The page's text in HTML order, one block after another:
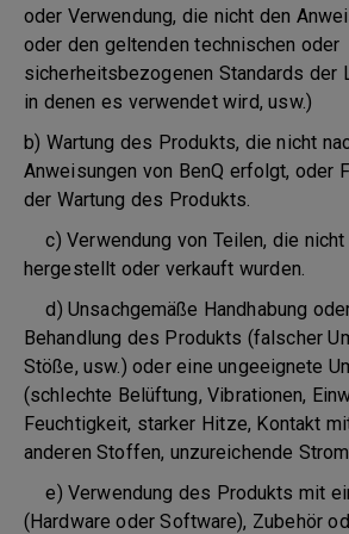
oder Verwendung, die nicht den
oder den geltenden technischen oder
sicherheitsbezogenen Standards der
in denen es verwendet wird, usw.)
b) Wartung des Produkts, die nicht
Anweisungen von BenQ erfolgt, oder
der Wartung des Produkts.
c) Verwendung von Teilen, die nicht
hergestellt oder verkauft wurden.
d) Unsachgemäße Handhabung
Behandlung des Produkts (falscher
Stöße, usw.) oder eine ungeeignete
(schlechte Belüftung, Vibrationen,
Feuchtigkeit, starker Hitze, Kontakt
anderen Stoffen, unzureichende
e) Verwendung des Produkts mit
(Hardware oder Software), Zubehör